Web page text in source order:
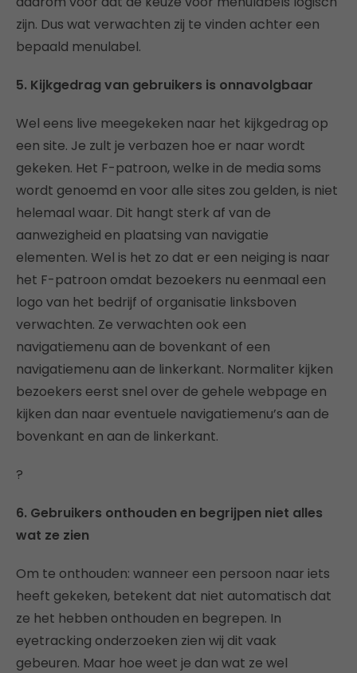
zijn. Dus wat verwachten zij te vinden achter een
bepaald menulabel.
5. Kijkgedrag van gebruikers is onnavolgbaar
Wel eens live meegekeken naar het kijkgedrag op
een site. Je zult je verbazen hoe er naar wordt
gekeken. Het F-patroon, welke in de media soms
wordt genoemd en voor alle sites zou gelden, is niet
helemaal waar. Dit hangt sterk af van de
aanwezigheid en plaatsing van navigatie
elementen. Wel is het zo dat er een neiging is naar
het F-patroon omdat bezoekers nu eenmaal een
logo van het bedrijf of organisatie linksboven
verwachten. Ze verwachten ook een
navigatiemenu aan de bovenkant of een
navigatiemenu aan de linkerkant. Normaliter kijken
bezoekers eerst snel over de gehele webpage en
kijken dan naar eventuele navigatiemenu’s aan de
bovenkant en aan de linkerkant.
?
6. Gebruikers onthouden en begrijpen niet alles
wat ze zien
Om te onthouden: wanneer een persoon naar iets
heeft gekeken, betekent dat niet automatisch dat
ze het hebben onthouden en begrepen. In
eyetracking onderzoeken zien wij dit vaak
gebeuren. Maar hoe weet je dan wat ze wel